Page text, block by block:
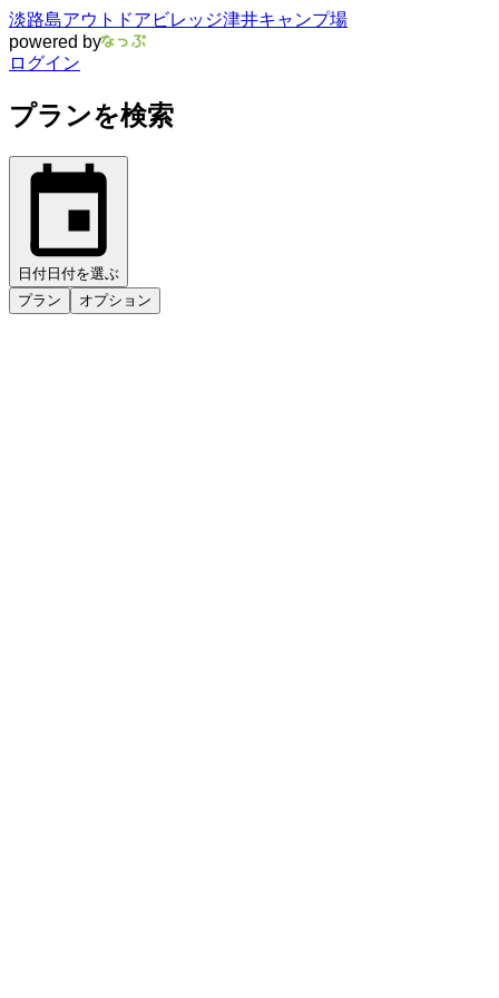
淡路島アウトドアビレッジ津井キャンプ場
powered by
ログイン
プランを検索
日付 日付を選ぶ
プラン
オプション